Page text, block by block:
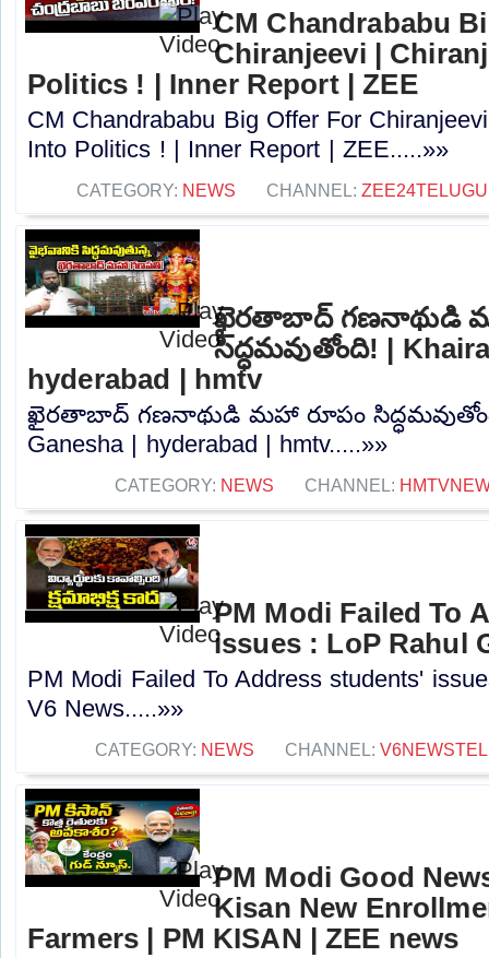
CM Chandrababu
Chiranjeevi |
Politics ! | Inner Report | ZEE
CM Chandrababu Big Offer For
Into Politics ! | Inner Report | ZEE.....»»
CATEGORY: NEWS CHANNEL:
ఖైరతాబాద్ గణనాథుడి
సిద్ధమవుతోంది! |
hyderabad | hmtv
ఖైరతాబాద్ గణనాథుడి మహా రూపం
Ganesha | hyderabad | hmtv.....»»
CATEGORY: NEWS CHANNEL:
PM Modi Failed To
issues : LoP Rahul
PM Modi Failed To Address students'
V6 News.....»»
CATEGORY: NEWS CHANNEL:
PM Modi Good
Kisan New
Farmers | PM KISAN | ZEE news